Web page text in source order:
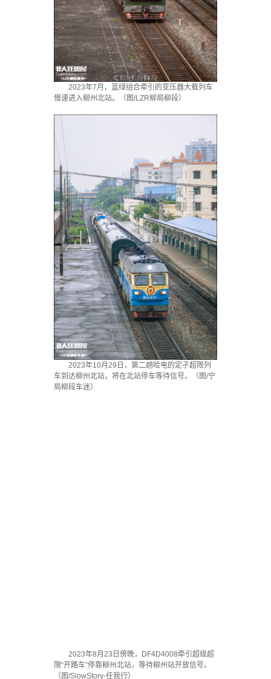
2023年7月，蓝绿组合牵引的变压器大载列车
慢速进入柳州北站。（图/LZR柳局柳段）
2023年10月29日，第二趟哈电的定子超限列
车到达柳州北站，将在北站停车等待信号。（图/宁
局柳段车迷）
2023年8月23日傍晚，DF4D4008牵引超级超
限“开路车”停靠柳州北站，等待柳州站开放信号。
（图/SlowStory-任我行）